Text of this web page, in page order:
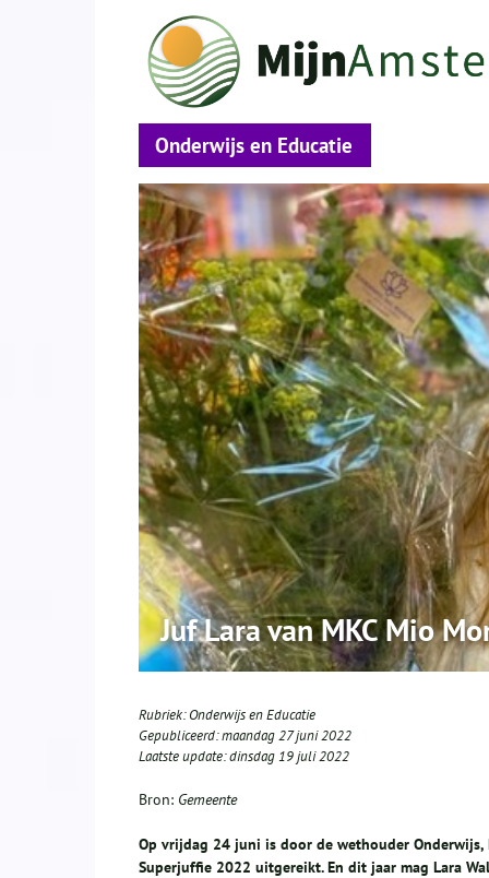
Onderwijs en Educatie
Juf Lara van MKC Mio
Rubriek:Onderwijs en Educatie
Gepubliceerd:maandag 27 juni 2022
Laatste update:dinsdag 19 juli 2022
Bron: Gemeente
Op vrijdag 24 juni is door de wethouder
Superjuffie 2022 uitgereikt. En dit jaar mag Lara